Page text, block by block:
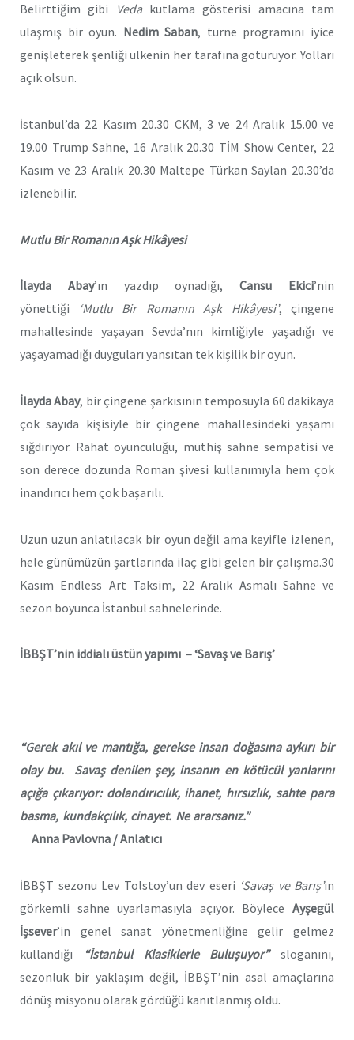
Belirttiğim gibi Vedakutlama gösterisi amacına tam
ulaşmış bir oyun. Nedim Saban, turne programını iyice
genişleterek şenliği ülkenin her tarafına götürüyor. Yolları
açık olsun.
İstanbul’da 22 Kasım 20.30 CKM, 3 ve 24 Aralık 15.00 ve
19.00 Trump Sahne, 16 Aralık 20.30 TİM Show Center, 22
Kasım ve 23 Aralık 20.30 Maltepe Türkan Saylan 20.30’da
izlenebilir.
Mutlu Bir Romanın Aşk Hikâyesi
İlayda Abay’ın yazdıp oynadığı,Cansu Ekici’nin
yönettiği
‘Mutlu Bir Romanın Aşk Hikâyesi’, çingene
mahallesinde yaşayan Sevda’nın kimliğiyle yaşadığı ve
yaşayamadığı duyguları yansıtan tek kişilik bir oyun.
İlayda Abay, bir çingene şarkısının temposuyla 60 dakikaya
çok sayıda kişisiyle bir çingene mahallesindeki yaşamı
sığdırıyor. Rahat oyunculuğu, müthiş sahne sempatisi ve
son derece dozunda Roman şivesi kullanımıyla hem çok
inandırıcı hem çok başarılı.
Uzun uzun anlatılacak bir oyun değil ama keyifle izlenen,
hele günümüzün şartlarında ilaç gibi gelen bir çalışma.30
Kasım Endless Art Taksim, 22 Aralık Asmalı Sahne ve
sezon boyunca İstanbul sahnelerinde.
İBBŞT’nin iddialı üstün yapımı – ‘Savaş ve Barış’
“Gerek akıl ve mantığa, gerekse insan doğasına aykırı bir
olay bu. Savaş denilen şey, insanın en kötücül yanlarını
açığa çıkarıyor: dolandırıcılık, ihanet, hırsızlık, sahte para
basma, kundakçılık, cinayet. Ne ararsanız.”
Anna Pavlovna / Anlatıcı
İBBŞT sezonu Lev Tolstoy’un dev eseri ‘Savaş ve Barış’ın
görkemli sahne uyarlamasıyla açıyor. Böylece Ayşegül
İşsever’in genel sanat yönetmenliğine gelir gelmez
kullandığı
“İstanbul Klasiklerle Buluşuyor”sloganını,
sezonluk bir yaklaşım değil, İBBŞT’nin asal amaçlarına
dönüş misyonu olarak gördüğü kanıtlanmış oldu.